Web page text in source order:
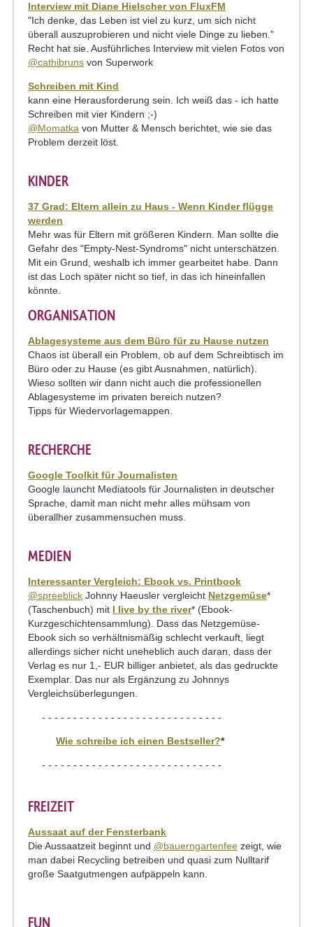
Interview mit Diane Hielscher von FluxFM
"Ich denke, das Leben ist viel zu kurz, um sich nicht
überall auszuprobieren und nicht viele Dinge zu lieben."
Recht hat sie. Ausführliches Interview mit vielen Fotos von
@cathibruns von Superwork
Schreiben mit Kind
kann eine Herausforderung sein. Ich weiß das - ich hatte
Schreiben mit vier Kindern ;-)
@Momatka von Mutter & Mensch berichtet, wie sie das
Problem derzeit löst.
KINDER
37 Grad: Eltern allein zu Haus - Wenn Kinder flügge
werden
Mehr was für Eltern mit größeren Kindern. Man sollte die
Gefahr des "Empty-Nest-Syndroms" nicht unterschätzen.
Mit ein Grund, weshalb ich immer gearbeitet habe. Dann
ist das Loch später nicht so tief, in das ich hineinfallen
könnte.
ORGANISATION
Ablagesysteme aus dem Büro für zu Hause nutzen
Chaos ist überall ein Problem, ob auf dem Schreibtisch im
Büro oder zu Hause (es gibt Ausnahmen, natürlich).
Wieso sollten wir dann nicht auch die professionellen
Ablagesysteme im privaten bereich nutzen?
Tipps für Wiedervorlagemappen.
RECHERCHE
Google Toolkit für Journalisten
Google launcht Mediatools für Journalisten in deutscher
Sprache, damit man nicht mehr alles mühsam von
überallher zusammensuchen muss.
MEDIEN
Interessanter Vergleich: Ebook vs. Printbook
@spreeblick Johnny Haeusler vergleicht Netzgemüse*
(Taschenbuch) mit I live by the river* (Ebook-
Kurzgeschichtensammlung). Dass das Netzgemüse-
Ebook sich so verhältnismäßig schlecht verkauft, liegt
allerdings sicher nicht uneheblich auch daran, dass der
Verlag es nur 1,- EUR billiger anbietet, als das gedruckte
Exemplar. Das nur als Ergänzung zu Johnnys
Vergleichsüberlegungen.
- - - - - - - - - - - - - - - - - - - - - - - - - - - - -
Wie schreibe ich einen Bestseller?*
- - - - - - - - - - - - - - - - - - - - - - - - - - - - -
FREIZEIT
Aussaat auf der Fensterbank
Die Aussaatzeit beginnt und @bauerngartenfee zeigt, wie
man dabei Recycling betreiben und quasi zum Nulltarif
große Saatgutmengen aufpäppeln kann.
FUN